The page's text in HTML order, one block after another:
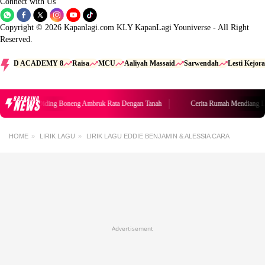
Copyright © 2026 Kapanlagi.com KLY KapanLagi Youniverse - All Right
Reserved.
D ACADEMY 8 Raisa MCU Aaliyah Massaid Sarwendah Lesti Kejora
BREAKING
NEWS
Mendiang Diding Boneng Ambruk Rata Dengan Tanah Cerita Rumah Mendiang
HOME LIRIK LAGU LIRIK LAGU EDDIE BENJAMIN & ALESSIA CARA
Advertisement